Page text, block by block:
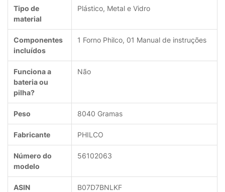
Tipo de
material
‎Plástico, Metal e Vidro
Componentes
incluídos
‎1 Forno Philco, 01 Manual de instruções
Funciona a
bateria ou
pilha?
‎Não
Peso ‎8040 Gramas
Fabricante ‎PHILCO
Número do
modelo
‎56102063
ASIN ‎B07D7BNLKF